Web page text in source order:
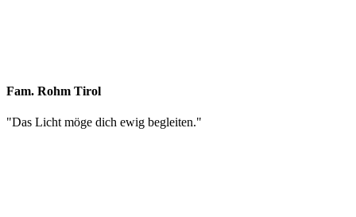
Fam. Rohm Tirol
"Das Licht möge dich ewig begleiten."